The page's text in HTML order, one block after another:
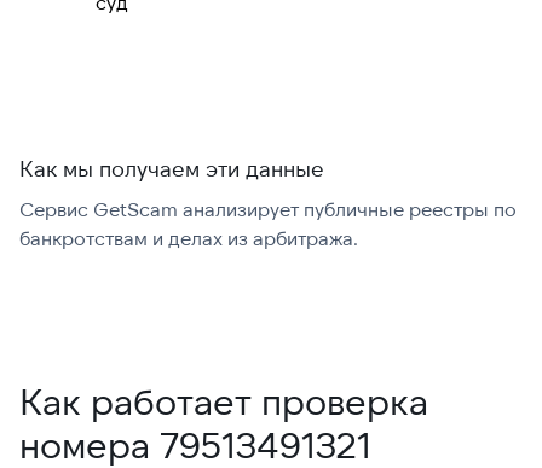
международно:
Как мы получаем эти данные
Сервис GetScam анализирует публичные реестры по
банкротствам и делах из арбитража.
Как работает проверка
номера 79513491321